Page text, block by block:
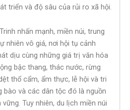
triển và độ sâu của rủi ro xã hội.
nhấn mạnh, miền núi, trung
nhiên vô giá, nơi hội tụ cảnh
dịu cùng những giá trị văn hóa
bậc thang, thác nước, rừng
thổ cẩm, ẩm thực, lễ hội và tri
bào và các dân tộc đó là nguồn
Tuy nhiên, du lịch miền núi